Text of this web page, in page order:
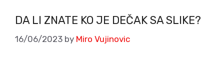
DA LI ZNATE KO JE DEČAK SA SLIKE?
16/06/2023 by Miro Vujinovic